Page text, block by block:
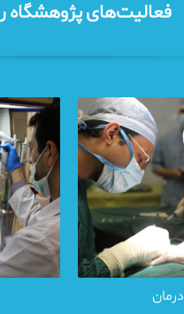
فعالیت‌های پژوهشگاه
درمان